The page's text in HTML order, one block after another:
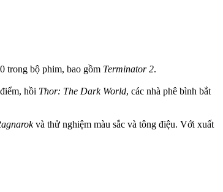
trong bộ phim, bao gồm Terminator 2.
hồi Thor: The Dark World, các nhà phê bình bắt
và thử nghiệm màu sắc và tông điệu. Với xuất